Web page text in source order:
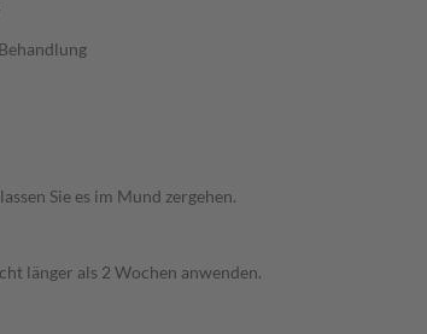
Sie es im Mund zergehen.
länger als 2 Wochen anwenden.